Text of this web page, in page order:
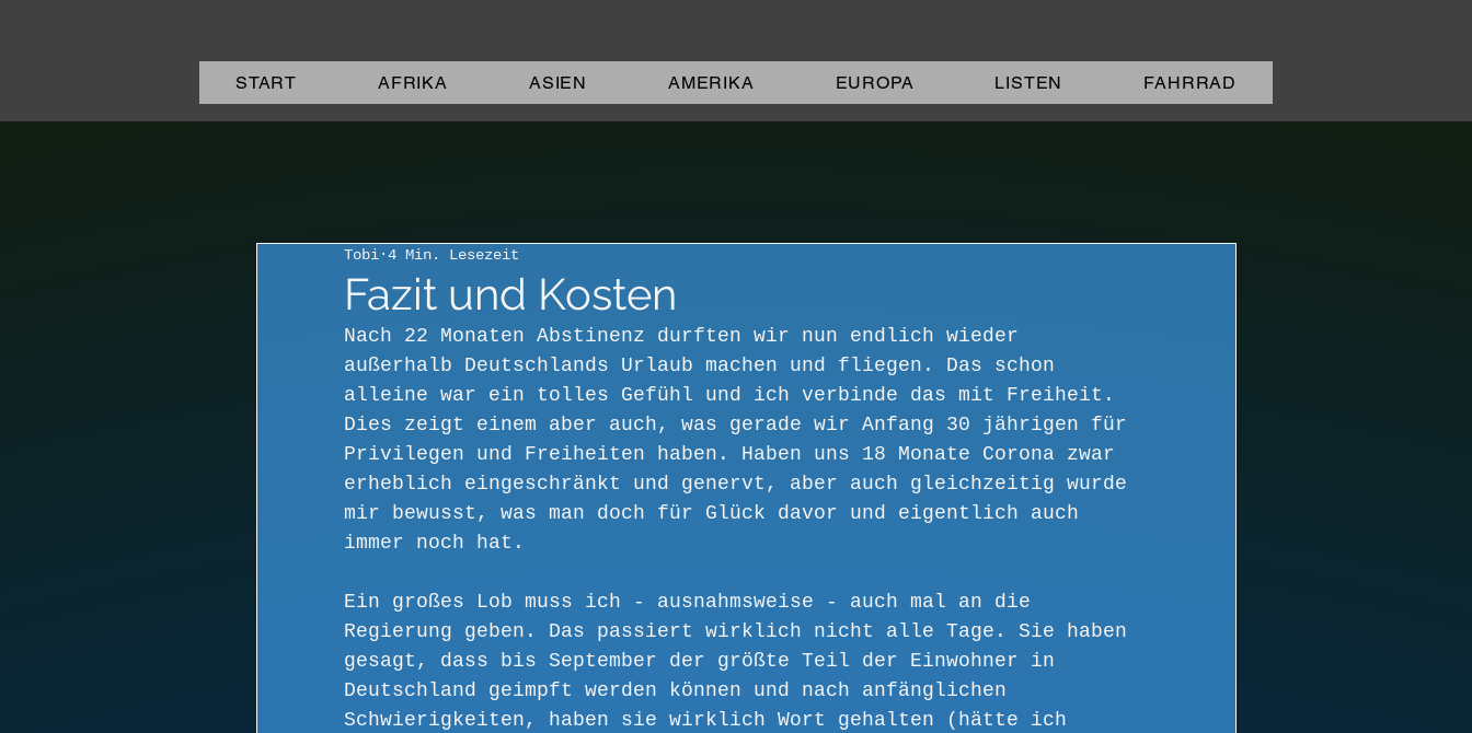
START AFRIKA ASIEN AMERIKA EUROPA LISTEN FAHRRAD
Fazit und Kosten
Tobi 4 Min. Lesezeit
Nach 22 Monaten Abstinenz durften wir nun endlich wieder
außerhalb Deutschlands Urlaub machen und fliegen. Das schon
alleine war ein tolles Gefühl und ich verbinde das mit Freiheit.
Dies zeigt einem aber auch, was gerade wir Anfang 30 jährigen für
Privilegen und Freiheiten haben. Haben uns 18 Monate Corona zwar
erheblich eingeschränkt und genervt, aber auch gleichzeitig wurde
mir bewusst, was man doch für Glück davor und eigentlich auch
immer noch hat.
Ein großes Lob muss ich - ausnahmsweise - auch mal an die
Regierung geben. Das passiert wirklich nicht alle Tage. Sie haben
gesagt, dass bis September der größte Teil der Einwohner in
Deutschland geimpft werden können und nach anfänglichen
Schwierigkeiten, haben sie wirklich Wort gehalten (hätte ich